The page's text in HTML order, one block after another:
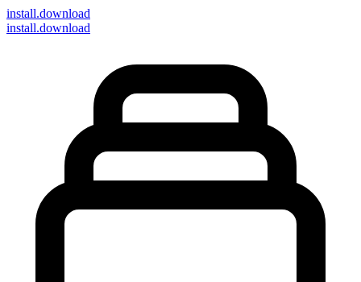
install.download
install.download